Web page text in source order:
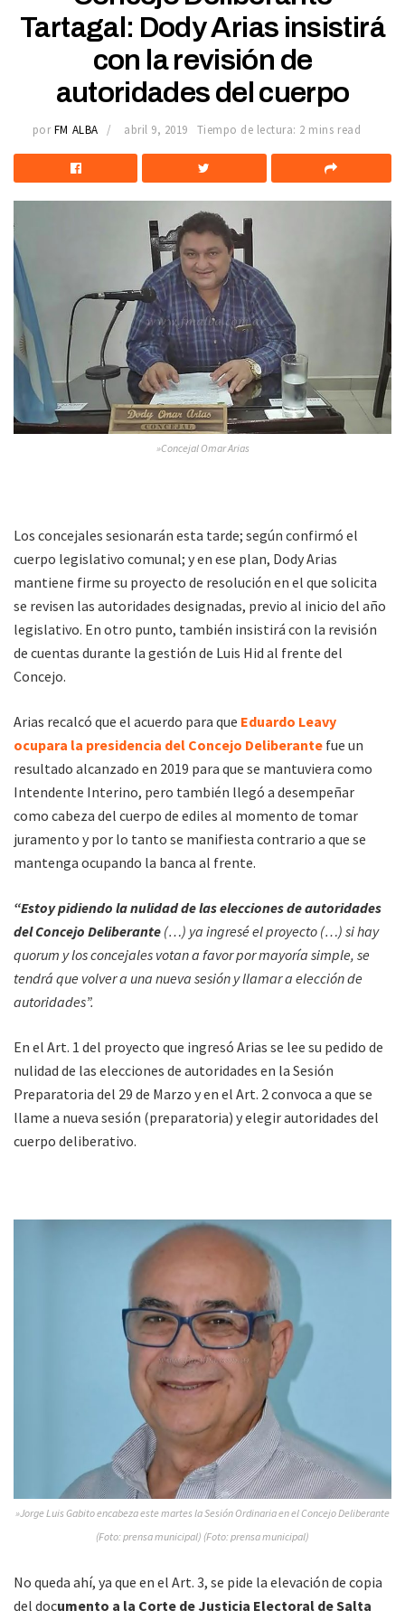
Tartagal: Dody Arias insistirá
con la revisión de
autoridades del cuerpo
por FM ALBA abril 9, 2019 Tiempo de lectura: 2 mins read
»Concejal Omar Arias
Los concejales sesionarán esta tarde; según confirmó el
cuerpo legislativo comunal; y en ese plan, Dody Arias
mantiene firme su proyecto de resolución en el que solicita
se revisen las autoridades designadas, previo al inicio del año
legislativo. En otro punto, también insistirá con la revisión
de cuentas durante la gestión de Luis Hid al frente del
Concejo.
Arias recalcó que el acuerdo para que Eduardo Leavy
ocupara la presidencia del Concejo Deliberante fue un
resultado alcanzado en 2019 para que se mantuviera como
Intendente Interino, pero también llegó a desempeñar
como cabeza del cuerpo de ediles al momento de tomar
juramento y por lo tanto se manifiesta contrario a que se
mantenga ocupando la banca al frente.
“Estoy pidiendo la nulidad de las elecciones de autoridades
del Concejo Deliberante (…) ya ingresé el proyecto (…) si hay
quorum y los concejales votan a favor por mayoría simple, se
tendrá que volver a una nueva sesión y llamar a elección de
autoridades”.
En el Art. 1 del proyecto que ingresó Arias se lee su pedido de
nulidad de las elecciones de autoridades en la Sesión
Preparatoria del 29 de Marzo y en el Art. 2 convoca a que se
llame a nueva sesión (preparatoria) y elegir autoridades del
cuerpo deliberativo.
»Jorge Luis Gabito encabeza este martes la Sesión Ordinaria en el Concejo Deliberante
(Foto: prensa municipal) (Foto: prensa municipal)
No queda ahí, ya que en el Art. 3, se pide la elevación de copia
del documento a la Corte de Justicia Electoral de Salta